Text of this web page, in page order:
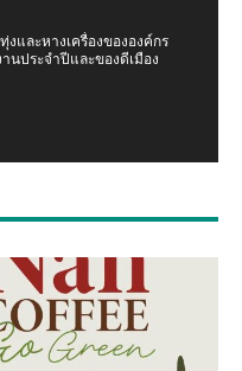
งและหางเครื่องขององค์กร
นประจำปีและของดีเมือง
หนือ ห่วงคนที่บ้านเกิด
ปสร #น้ำท่วมเหนือ #น่าน
ดผ้าป่าสามัคคี ณ มูลนิธิ
นใหญ่ท่าวังผา) ปี 68